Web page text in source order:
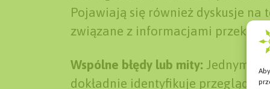
Pojawiają się również dyskusje na
związane z informacjami
Wspólne błędy lub mity: Jednym z
dokładnie identyfikuje